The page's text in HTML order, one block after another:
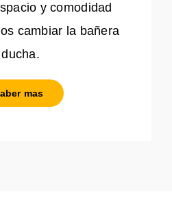
y comodidad
cambiar la bañera
mas